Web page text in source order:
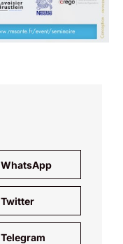
WhatsApp
Twitter
Telegram